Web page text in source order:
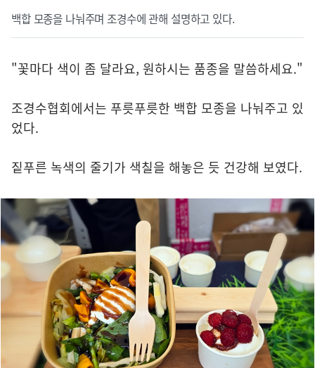
백합 모종을 나눠주며 조경수에 관해 설명하고 있다.
"꽃마다 색이 좀 달라요, 원하시는 품종을 말씀하세요."
조경수협회에서는 푸릇푸릇한 백합 모종을 나눠주고 있
었다.
짙푸른 녹색의 줄기가 색칠을 해놓은 듯 건강해 보였다.